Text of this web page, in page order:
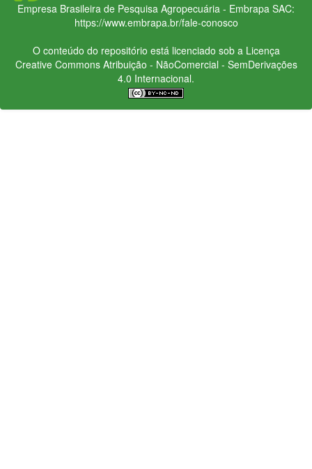
Empresa Brasileira de Pesquisa Agropecuária - Embrapa SAC:
https://www.embrapa.br/fale-conosco
O conteúdo do repositório está licenciado sob a Licença
Creative CommonsAtribuição - NãoComercial - SemDerivações
4.0 Internacional.